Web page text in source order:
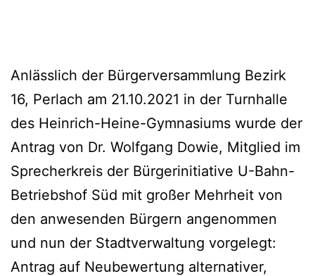
Anlässlich der Bürgerversammlung Bezirk
16, Perlach am 21.10.2021 in der Turnhalle
des Heinrich-Heine-Gymnasiums wurde der
Antrag von Dr. Wolfgang Dowie, Mitglied im
Sprecherkreis der Bürgerinitiative U-Bahn-
Betriebshof Süd mit großer Mehrheit von
den anwesenden Bürgern angenommen
und nun der Stadtverwaltung vorgelegt:
Antrag auf Neubewertung alternativer,